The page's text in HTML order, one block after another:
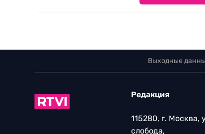
Выходные
Редакция
115280, г. Москва,
слобода,